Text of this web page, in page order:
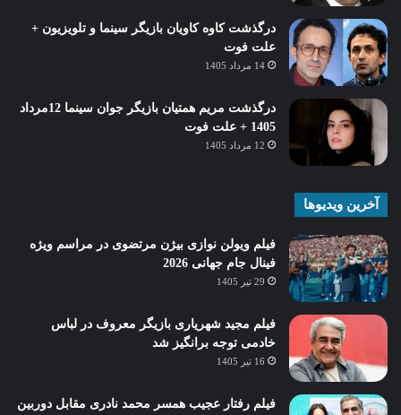
درگذشت کاوه کاویان بازیگر سینما و تلویزیون +
علت فوت
14 مرداد 1405
درگذشت مریم همتیان بازیگر جوان سینما 12مرداد
1405 + علت فوت
12 مرداد 1405
آخرین ویدیوها
فیلم ویولن نوازی بیژن مرتضوی در مراسم ویژه
فینال جام جهانی 2026
29 تیر 1405
فیلم مجید شهریاری بازیگر معروف در لباس
خادمی توجه برانگیز شد
16 تیر 1405
فیلم رفتار عجیب همسر محمد نادری مقابل دوربین